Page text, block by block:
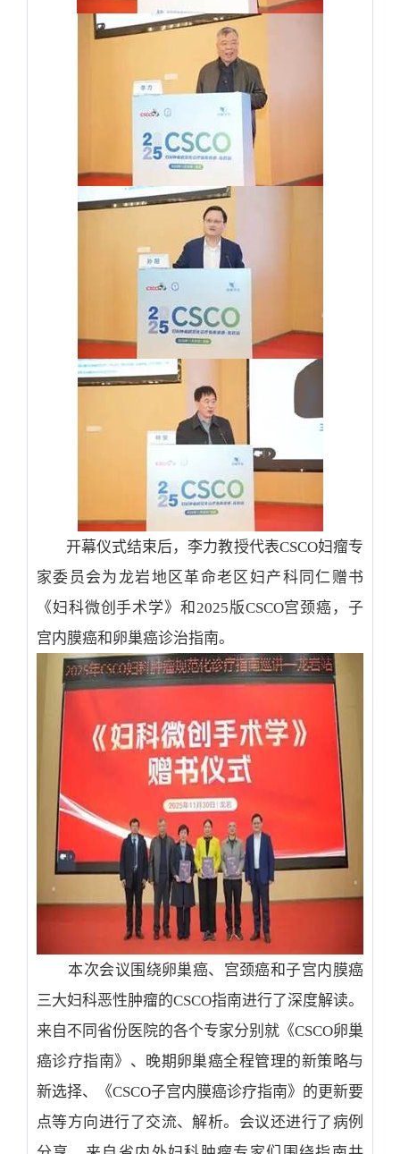
开幕仪式结束后，李力教授代表CSCO妇瘤专
家委员会为龙岩地区革命老区妇产科同仁赠书
《妇科微创手术学》和 2025版CSCO宫颈癌，子
宫内膜癌和卵巢癌诊治指南。
本次会议围绕卵巢癌、宫颈癌和子宫内膜癌
三大妇科恶性肿瘤的CSCO指南进行了深度解读。
来自不同省份医院的各个专家分别就《CSCO卵巢
癌诊疗指南》、晚期卵巢癌全程管理的新策略与
新选择、《CSCO子宫内膜癌诊疗指南》的更新要
点等方向进行了交流、解析。会议还进行了病例